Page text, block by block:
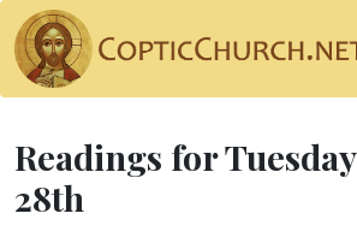
Readings for
28th